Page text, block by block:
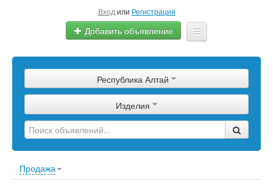
Вход или Регистрация
Добавить объявление
Сырье
Изделия
Оборудование
Республика Алтай
Изделия
Продажа